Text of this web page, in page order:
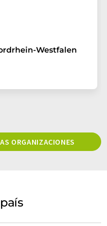
Westfalen
ORGANIZACIONES